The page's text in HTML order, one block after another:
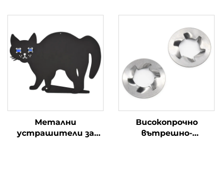
образни тръбни
Метални
устрашители за
Високопрочно
вътрешно-